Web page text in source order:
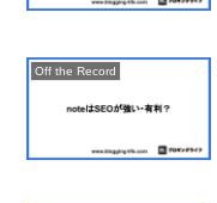
Off the Record